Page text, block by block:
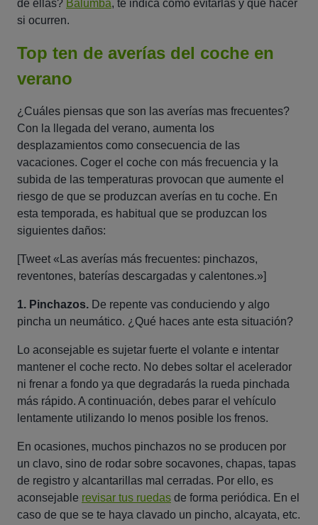
de ellas? Balumba, te indica cómo evitarlas y qué hacer
si ocurren.
Top ten de averías del coche en
verano
¿Cuáles piensas que son las averías mas frecuentes?
Con la llegada del verano, aumenta los
desplazamientos como consecuencia de las
vacaciones. Coger el coche con más frecuencia y la
subida de las temperaturas provocan que aumente el
riesgo de que se produzcan averías en tu coche. En
esta temporada, es habitual que se produzcan los
siguientes daños:
[Tweet «Las averías más frecuentes: pinchazos,
reventones, baterías descargadas y calentones.»]
1. Pinchazos. De repente vas conduciendo y algo
pincha un neumático. ¿Qué haces ante esta situación?
Lo aconsejable es sujetar fuerte el volante e intentar
mantener el coche recto. No debes soltar el acelerador
ni frenar a fondo ya que degradarás la rueda pinchada
más rápido. A continuación, debes parar el vehículo
lentamente utilizando lo menos posible los frenos.
En ocasiones, muchos pinchazos no se producen por
un clavo, sino de rodar sobre socavones, chapas, tapas
de registro y alcantarillas mal cerradas. Por ello, es
aconsejable revisar tus ruedas de forma periódica. En el
caso de que se te haya clavado un pincho, alcayata, etc.